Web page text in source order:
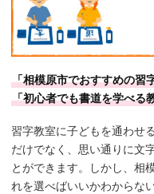
「相模原市でおすすめの習
「初心者でも書道を学べる
習字教室に子どもを通わせ
だけでなく、思い通りに文
とができます。しかし、相
れを選べばいいかわからな